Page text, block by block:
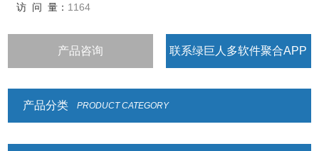
• 具有自动更正、自动零点追踪、双重之过载保护之功能
• 具有多种单位选择
访 问 量： 1164
产品咨询 联系绿巨人多软件聚合APP
产品分类 PRODUCT CATEGORY